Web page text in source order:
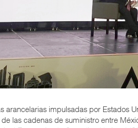
arancelarias impulsadas por Estados
las cadenas de suministro entre
incrementa equipamiento para movi
2026
nuevas restricciones para tripul
2026